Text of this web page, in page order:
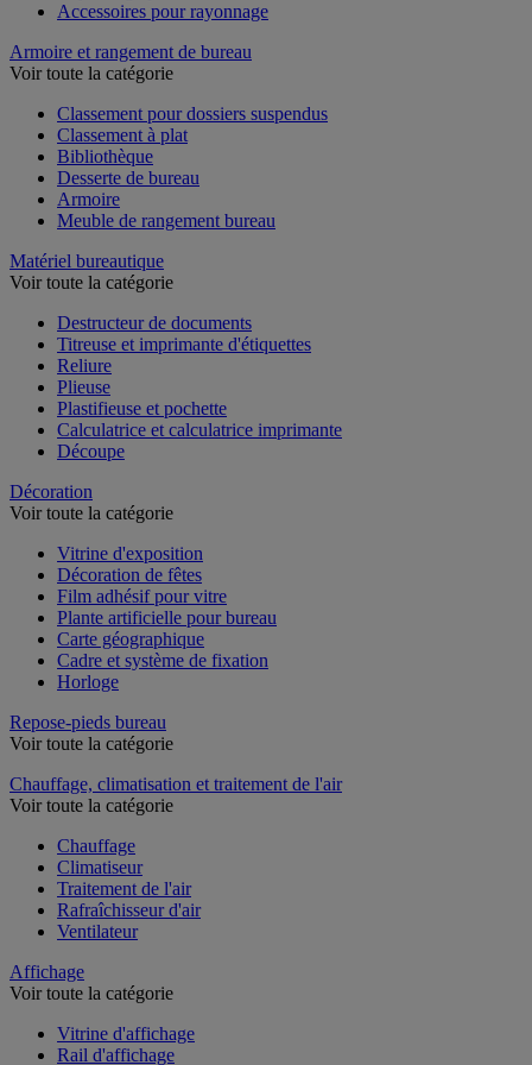
Accessoires pour rayonnage
Armoire et rangement de bureau
Voir toute la catégorie
Classement pour dossiers suspendus
Classement à plat
Bibliothèque
Desserte de bureau
Armoire
Meuble de rangement bureau
Matériel bureautique
Voir toute la catégorie
Destructeur de documents
Titreuse et imprimante d'étiquettes
Reliure
Plieuse
Plastifieuse et pochette
Calculatrice et calculatrice imprimante
Découpe
Décoration
Voir toute la catégorie
Vitrine d'exposition
Décoration de fêtes
Film adhésif pour vitre
Plante artificielle pour bureau
Carte géographique
Cadre et système de fixation
Horloge
Repose-pieds bureau
Voir toute la catégorie
Chauffage, climatisation et traitement de l'air
Voir toute la catégorie
Chauffage
Climatiseur
Traitement de l'air
Rafraîchisseur d'air
Ventilateur
Affichage
Voir toute la catégorie
Vitrine d'affichage
Rail d'affichage